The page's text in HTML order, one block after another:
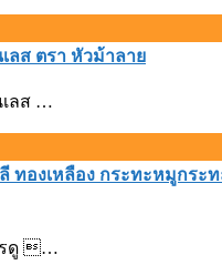
ลส ตรา หัวม้าลาย
เลส …
ทองเหลือง กระทะหมูกระ
รดู …